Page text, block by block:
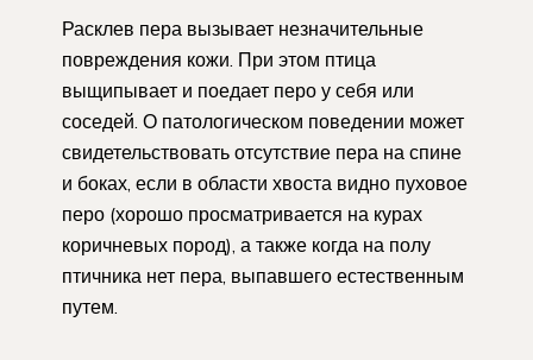
Расклев пера вызывает незначительные
повреждения кожи. При этом птица
выщипывает и поедает перо у себя или
соседей. О патологическом поведении может
свидетельствовать отсутствие пера на спине
и боках, если в области хвоста видно пуховое
перо (хорошо просматривается на курах
коричневых пород), а также когда на полу
птичника нет пера, выпавшего естественным
путем.